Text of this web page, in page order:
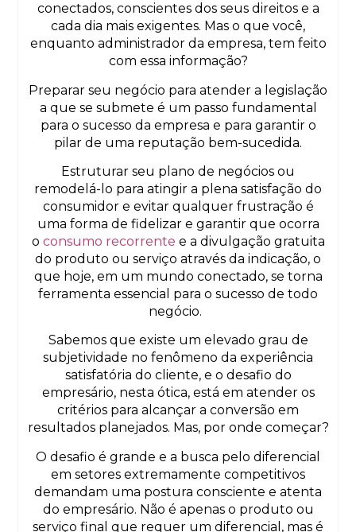
conectados, conscientes dos seus direitos e a
cada dia mais exigentes. Mas o que você,
enquanto administrador da empresa, tem feito
com essa informação?
Preparar seu negócio para atender a legislação
a que se submete é um passo fundamental
para o sucesso da empresa e para garantir o
pilar de uma reputação bem-sucedida.
Estruturar seu plano de negócios ou
remodelá-lo para atingir a plena satisfação do
consumidor e evitar qualquer frustração é
uma forma de fidelizar e garantir que ocorra
o consumo recorrente e a divulgação gratuita
do produto ou serviço através da indicação, o
que hoje, em um mundo conectado, se torna
ferramenta essencial para o sucesso de todo
negócio.
Sabemos que existe um elevado grau de
subjetividade no fenômeno da experiência
satisfatória do cliente, e o desafio do
empresário, nesta ótica, está em atender os
critérios para alcançar a conversão em
resultados planejados. Mas, por onde começar?
O desafio é grande e a busca pelo diferencial
em setores extremamente competitivos
demandam uma postura consciente e atenta
do empresário. Não é apenas o produto ou
serviço final que requer um diferencial, mas é